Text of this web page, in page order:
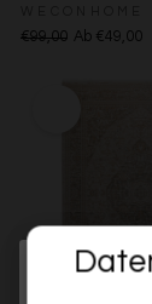
€99,00 Ab €49,00
Melde dich